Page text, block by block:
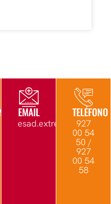
EMAIL TELÉFONO
927
00 54
50 /
927
00 54
58